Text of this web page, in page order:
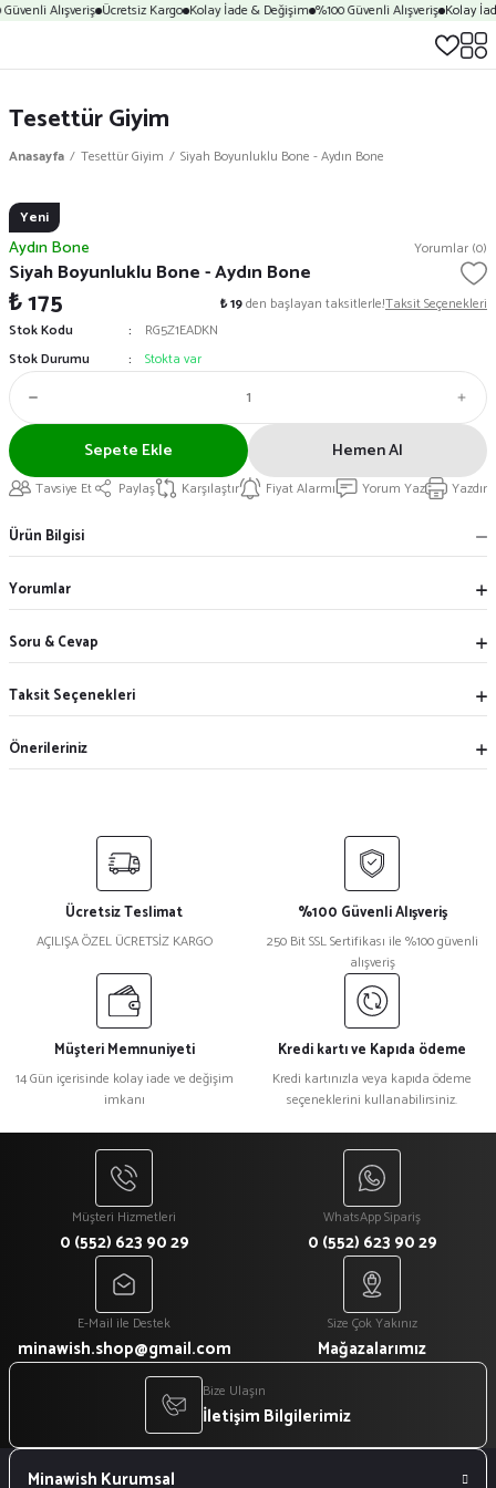
Alışveriş Ücretsiz Kargo Kolay İade & Değişim %100 Güvenli Alışveriş Kolay
Tesettür Giyim
Anasayfa Tesettür Giyim Siyah Boyunluklu Bone - Aydın Bone
Yeni
Aydın Bone Yorumlar (0)
Siyah Boyunluklu Bone - Aydın Bone
₺ 175 ₺ 19den başlayan taksitlerle!Taksit Seçenekleri
Stok Kodu
RG5Z1EADKN
Stok Durumu
Stokta var
Sepete Ekle Hemen Al
Tavsiye Et Paylaş Karşılaştır Fiyat Alarmı Yorum Yaz Yazdır
Ürün Bilgisi
Yorumlar
Soru & Cevap
Taksit Seçenekleri
Önerileriniz
Ücretsiz Teslimat
AÇILIŞA ÖZEL ÜCRETSİZ KARGO
%100 Güvenli Alışveriş
250 Bit SSL Sertifikası ile %100 güvenli
alışveriş
Müşteri Memnuniyeti
14 Gün içerisinde kolay iade ve değişim
imkanı
Kredi kartı ve Kapıda ödeme
Kredi kartınızla veya kapıda ödeme
seçeneklerini kullanabilirsiniz.
Müşteri Hizmetleri
0 (552) 623 90 29
WhatsApp Sipariş
0 (552) 623 90 29
E-Mail ile Destek
minawish.shop@gmail.com
Size Çok Yakınız
Mağazalarımız
Bize Ulaşın
İletişim Bilgilerimiz
Minawish Kurumsal